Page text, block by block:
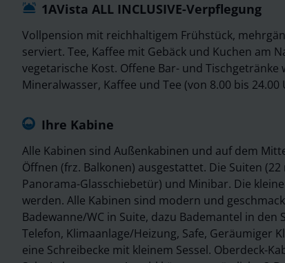
1AVista ALL INCLUSIVE-Verpflegung
Vollpension mit reichhaltigem Frühstück,
serviert. Tee, Kaffee mit Gebäck und Kuchen am
vegetarische Kost. Offene Bar- und Tischgetränke
Mineralwasser, Kaffee und Tee (von 8.00 bis
Ihre Kabine
Alle Kabinen sind Außenkabinen und auf dem
Öffnen (frz. Balkonen) ausgestattet. Die Suiten
Panorama-Glasschiebetür) und Minibar. Die
werden. Alle Kabinen sind modern und
Badewanne/WC in Suite, dazu Bademantel in
Telefon, Klimaanlage/Heizung, Safe, Geräumiger
eine Schreibecke mit kleinem Sessel. Oberdeck-